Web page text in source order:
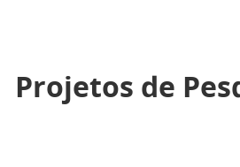
Projetos de